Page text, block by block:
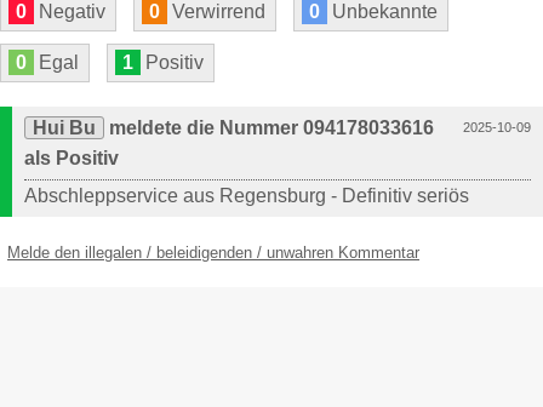
0 Negativ 0 Verwirrend 0 Unbekannte
0 Egal 1 Positiv
2025-10-09
Hui Bu
meldete die Nummer 094178033616
als Positiv
Abschleppservice aus Regensburg - Definitiv seriös
Melde den illegalen / beleidigenden / unwahren Kommentar